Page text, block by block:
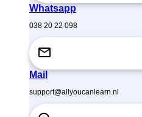
Whatsapp
038 20 22 098
Mail
support@allyoucanlearn.nl